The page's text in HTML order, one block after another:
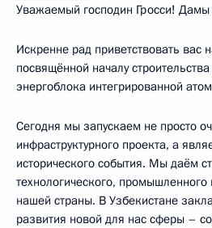
Уважаемый господин Гросси! Дамы
Искренне рад приветствовать вас
посвящённой началу
энергоблока интегрированной
Сегодня мы запускаем не просто
инфраструктурного проекта, а
исторического события. Мы даём
технологического, промышленного
нашей страны. В Узбекистане
развития новой для нас сферы –